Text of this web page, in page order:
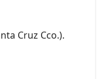
Cruz Cco.).